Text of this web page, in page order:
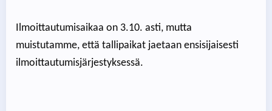
Ilmoittautumisaikaa on 3.10. asti, mutta
muistutamme, että tallipaikat jaetaan ensisijaisesti
ilmoittautumisjärjestyksessä.